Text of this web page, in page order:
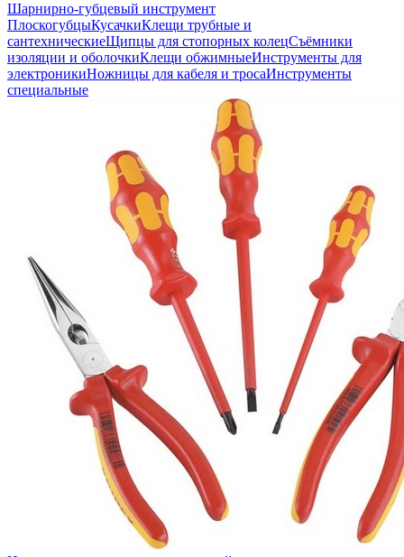
Шарнирно-губцевый инструмент
ПлоскогубцыКусачкиКлещи трубные и
сантехническиеЩипцы для стопорных колецСъёмники
изоляции и оболочкиКлещи обжимныеИнструменты для
электроникиНожницы для кабеля и тросаИнструменты
специальные